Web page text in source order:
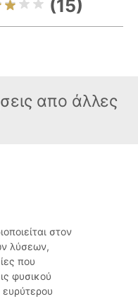
(15)
απο άλλες
στον
λύσεων,
που
φυσικού